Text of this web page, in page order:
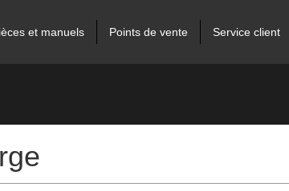
et manuels Points de vente Service client